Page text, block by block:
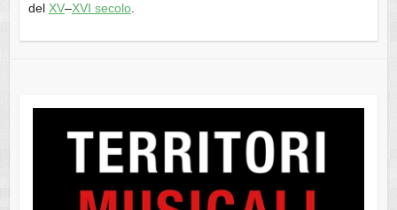
del XV–XVI secolo.